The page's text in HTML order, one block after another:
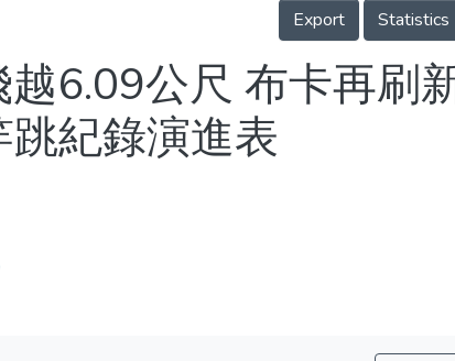
Export Statistics
6.09公尺 布卡再刷
紀錄演進表